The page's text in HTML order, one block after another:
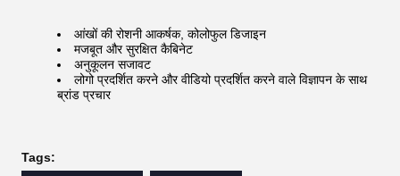
आंखों की रोशनी आकर्षक, कोलोफुल डिजाइन
मजबूत और सुरक्षित कैबिनेट
अनुकूलन सजावट
लोगो प्रदर्शित करने और वीडियो प्रदर्शित करने वाले विज्ञापन के साथ
ब्रांड प्रचार
Tags: